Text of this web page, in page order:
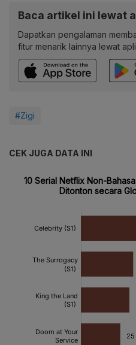
Baca artikel ini lewat
Dapatkan pengalaman
fitur menarik lainnya lewat
#Zigi
CEK JUGA DATA INI